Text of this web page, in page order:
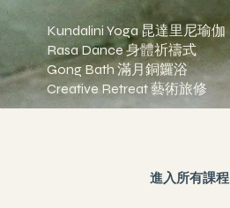
Kundalini Yoga 昆達里尼瑜伽
Rasa Dance 身體祈禱式
Gong Bath 滿月銅鑼浴
Creative Retreat 藝術旅修
進入所有課程